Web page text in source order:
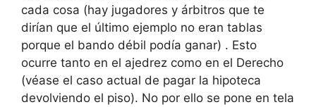
cada cosa (hay jugadores y árbitros que te
dirían que el último ejemplo no eran tablas
porque el bando débil podía ganar) . Esto
ocurre tanto en el ajedrez como en el Derecho
(véase el caso actual de pagar la hipoteca
devolviendo el piso). No por ello se pone en tela